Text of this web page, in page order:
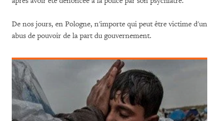
De nos jours, en Pologne, n'importe qui peut être victime d'un
abus de pouvoir de la part du gouvernement.